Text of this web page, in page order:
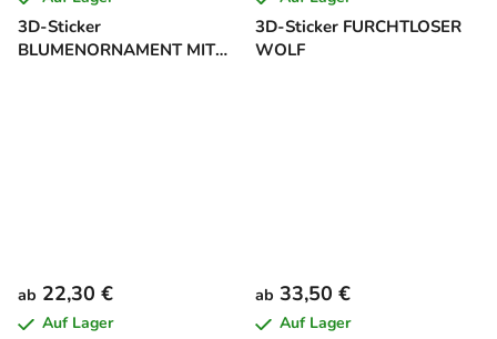
3D-Sticker
BLUMENORNAMENT MIT
3D-Sticker FURCHTLOSER
WOLF
ab 22,30 €
Auf Lager
ab 33,50 €
Auf Lager